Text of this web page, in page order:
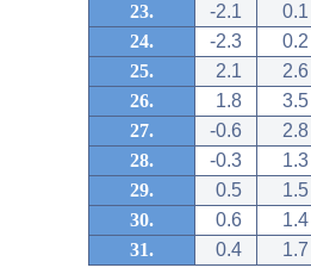
23.
-2.1
0.1
24.
-2.3
0.2
25.
2.1
2.6
26.
1.8
3.5
27.
-0.6
2.8
28.
-0.3
1.3
29.
0.5
1.5
30.
0.6
1.4
31.
0.4 1.7